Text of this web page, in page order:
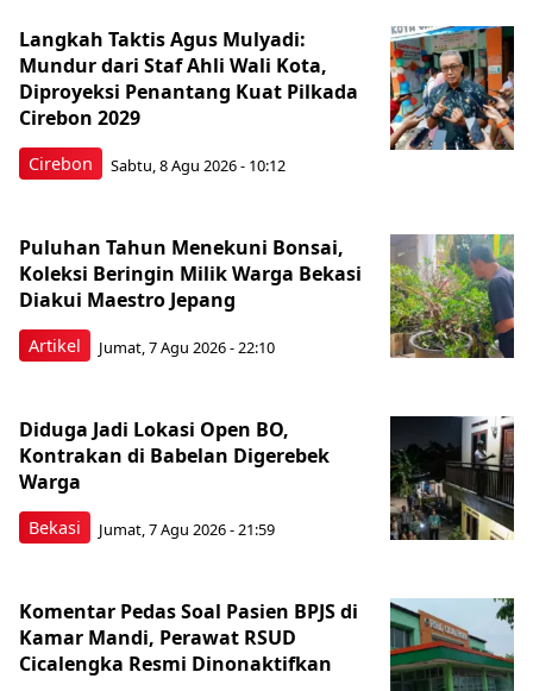
Cirebon
Langkah Taktis Agus Mulyadi:
Mundur dari Staf Ahli Wali Kota,
Diproyeksi Penantang Kuat Pilkada
Cirebon 2029
Sabtu, 8 Agu 2026 - 10:12
Artikel
Puluhan Tahun Menekuni Bonsai,
Koleksi Beringin Milik Warga Bekasi
Diakui Maestro Jepang
Jumat, 7 Agu 2026 - 22:10
Bekasi
Diduga Jadi Lokasi Open BO,
Kontrakan di Babelan Digerebek
Warga
Jumat, 7 Agu 2026 - 21:59
Komentar Pedas Soal Pasien BPJS di
Kamar Mandi, Perawat RSUD
Cicalengka Resmi Dinonaktifkan